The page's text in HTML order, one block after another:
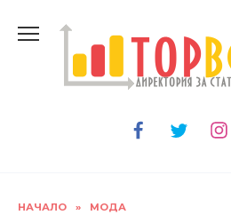
НАЧАЛО » МОДА